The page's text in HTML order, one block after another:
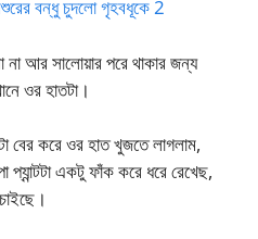
বন্ধু চুদলো গৃহবধূকে 2
না আর সালোয়ার পরে থাকার জন্য
ওর হাতটা।
বের করে ওর হাত খুজতে লাগলাম,
প্যান্টটা একটু ফাঁক করে ধরে রেখেছ,